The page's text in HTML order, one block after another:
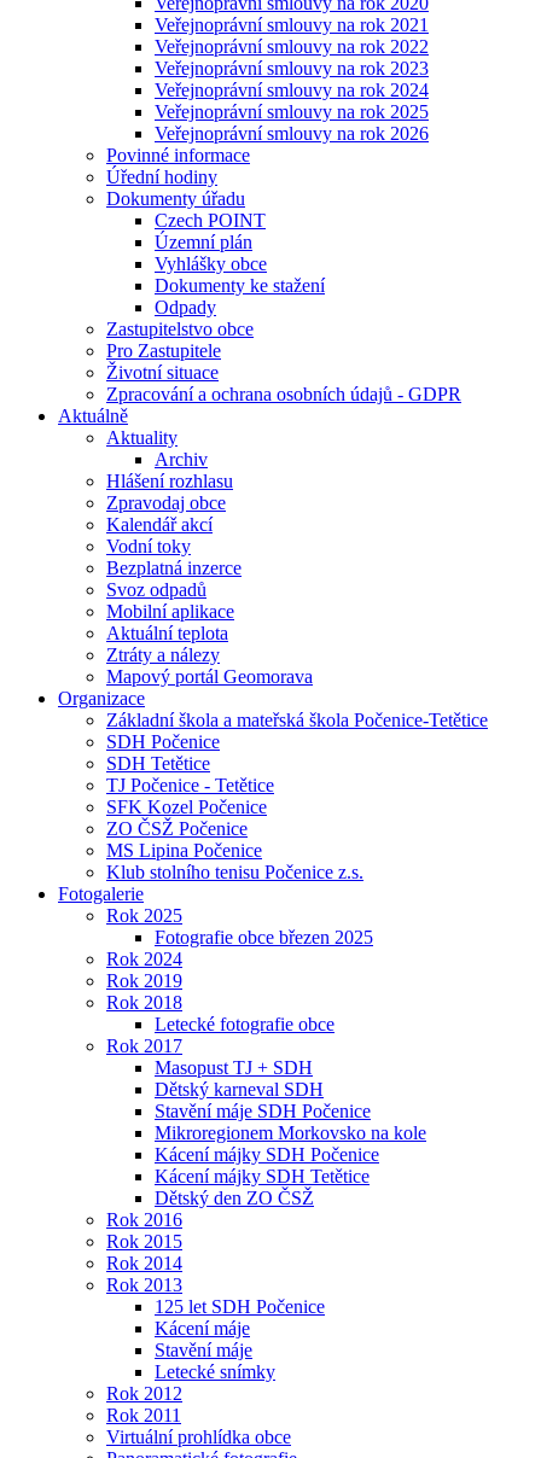
Veřejnoprávní smlouvy na rok 2021
Veřejnoprávní smlouvy na rok 2022
Veřejnoprávní smlouvy na rok 2023
Veřejnoprávní smlouvy na rok 2024
Veřejnoprávní smlouvy na rok 2025
Veřejnoprávní smlouvy na rok 2026
Povinné informace
Úřední hodiny
Dokumenty úřadu
Czech POINT
Územní plán
Vyhlášky obce
Dokumenty ke stažení
Odpady
Zastupitelstvo obce
Pro Zastupitele
Životní situace
Zpracování a ochrana osobních údajů - GDPR
Aktuálně
Aktuality
Archiv
Hlášení rozhlasu
Zpravodaj obce
Kalendář akcí
Vodní toky
Bezplatná inzerce
Svoz odpadů
Mobilní aplikace
Aktuální teplota
Ztráty a nálezy
Mapový portál Geomorava
Organizace
Základní škola a mateřská škola Počenice-Tetětice
SDH Počenice
SDH Tetětice
TJ Počenice - Tetětice
SFK Kozel Počenice
ZO ČSŽ Počenice
MS Lipina Počenice
Klub stolního tenisu Počenice z.s.
Fotogalerie
Rok 2025
Fotografie obce březen 2025
Rok 2024
Rok 2019
Rok 2018
Letecké fotografie obce
Rok 2017
Masopust TJ + SDH
Dětský karneval SDH
Stavění máje SDH Počenice
Mikroregionem Morkovsko na kole
Kácení májky SDH Počenice
Kácení májky SDH Tetětice
Dětský den ZO ČSŽ
Rok 2016
Rok 2015
Rok 2014
Rok 2013
125 let SDH Počenice
Kácení máje
Stavění máje
Letecké snímky
Rok 2012
Rok 2011
Virtuální prohlídka obce